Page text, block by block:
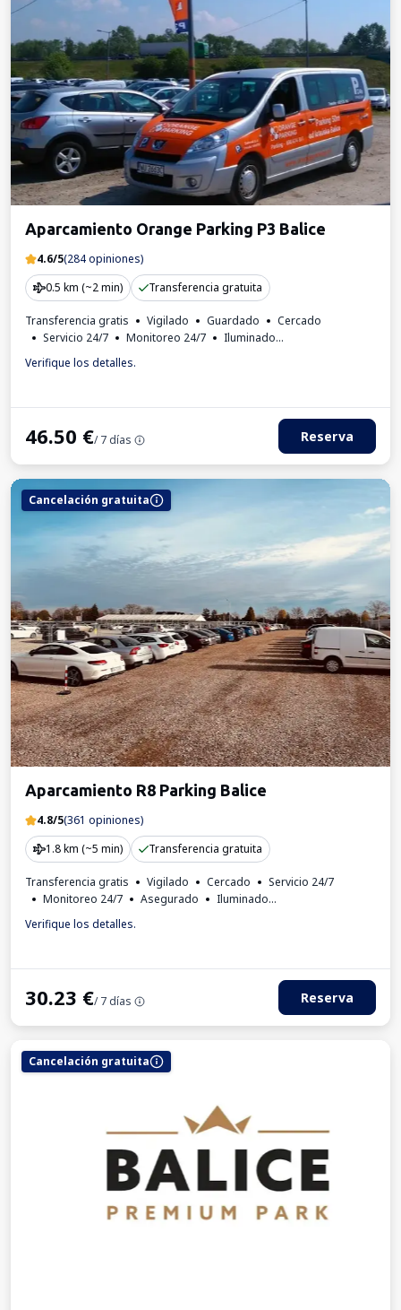
Aparcamiento Orange Parking P3 Balice
4.6/5(284 opiniones)
0.5 km (~2 min)
Transferencia gratuita
Transferencia gratis Vigilado Guardado
Cercado
Servicio 24/7
Monitoreo 24/7
Iluminado
Para los turismos
Verifique los detalles.
46.50 €/ 7 días Reserva
Cancelación gratuita
Aparcamiento R8 Parking Balice
4.8/5(361 opiniones)
1.8 km (~5 min)
Transferencia gratuita
Transferencia gratis Vigilado Cercado
Servicio 24/7
Monitoreo 24/7
Asegurado
Iluminado
Para los turismos
Verifique los detalles.
30.23 €/ 7 días Reserva
Cancelación gratuita